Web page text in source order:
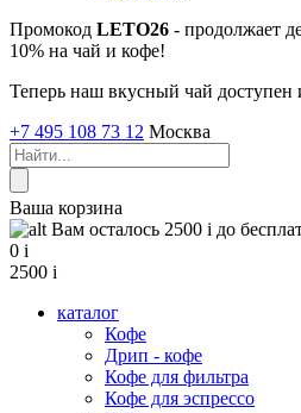
Промокод LETO26 - продолжает
10% на чай и кофе!
Теперь наш вкусный чай доступен
+7 495 108 73 12 Москва
Ваша корзина
Вам осталось 2500 i до
0 i
2500 i
каталог
Кофе
Дрип - кофе
Кофе для фильтра
Кофе для эспрессо